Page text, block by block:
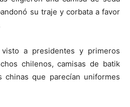
su traje y corbata a favor
a presidentes y primeros
chilenos, camisas de batik
chinas que parecían uniformes